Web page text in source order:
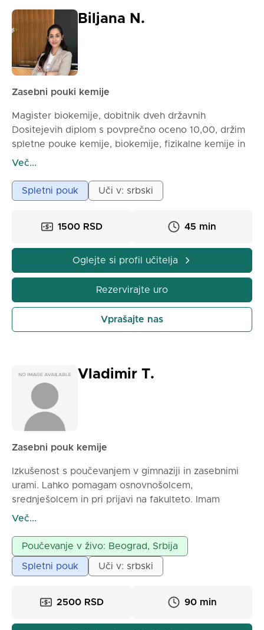
izboljšati sposobnosti reševanja problemov in
okrepiti samozavest učencev v kemiji. Če želite, da
bi kemija postala jasnejša, zanimivejša in lažja za
razumevanje, bi vam z veseljem pomagal na vaši poti
učenja. Rezervirajte pouk in raziskujmo kemijo
Biljana N.
Zasebni pouki kemije
Magister biokemije, dobitnik dveh državnih
Dositejevih diplom s povprečno oceno 10,00, držim
spletne pouke kemije, biokemije, fizikalne kemije in
analitične kemije. Prav tako nudim pomoč pri pripravi
pojasnjujem gradivo na preprost in razumljiv način,
skozi primere iz vsakdanjega življenja.
poenostavili. Delamo naloge, preučujemo teorijo in
sprejemne izpite.
Sem potrpežljiva, predana in tempo dela prilagajam
Več...
Spletni pouk Uči v: srbski
1500 RSD 45 min
Oglejte si profil učitelja
Rezervirajte uro
Vprašajte nas
Vladimir T.
Zasebni pouk kemije
Izkušenost s poučevanjem v gimnaziji in zasebnimi
urami. Lahko pomagam osnovnošolcem,
srednješolcem in pri prijavi na fakulteto. Imam
grafično tablico, zato so spletni pouk enako
Več...
Poučevanje v živo: Beograd, Srbija
Spletni pouk Uči v: srbski
2500 RSD 90 min